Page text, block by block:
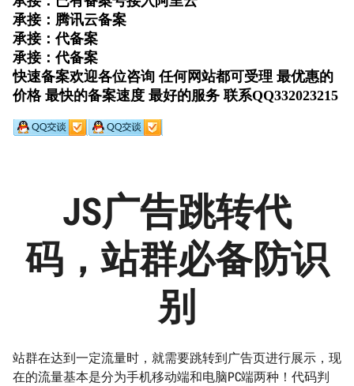
JS广告跳转代
码，站群必备防识
别
站群在达到一定流量时，就需要跳转到广告页进行展示，现
在的流量基本是分为手机移动端和电脑PC端两种！代码判